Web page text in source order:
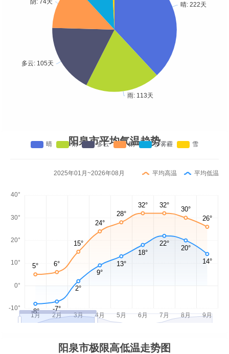
阳泉市平均气温趋势
2025年01月~2026年08月 平均高温 平均低温
阳泉市极限高低温走势图